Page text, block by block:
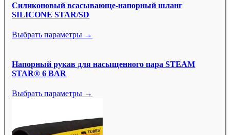
Силиконовый всасывающе-напорный шланг
SILICONE STAR/SD
Выбрать параметры →
Напорный рукав для насыщенного пара STEAM
STAR® 6 BAR
Выбрать параметры →